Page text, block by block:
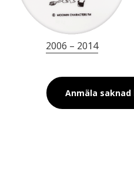
2006 – 2014
Anmäla